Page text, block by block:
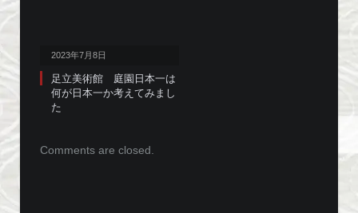
2023年7月8日
足立美術館 庭園日本一は
何が日本一か考えてみまし
た
Comments are closed.